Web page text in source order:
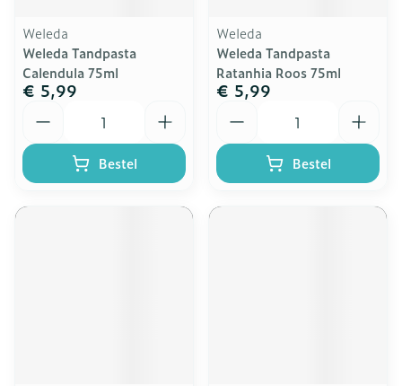
Weleda
Weleda Tandpasta
Calendula 75ml
€ 5,99
Bestel
Weleda
Weleda Tandpasta
Ratanhia Roos 75ml
€ 5,99
Bestel